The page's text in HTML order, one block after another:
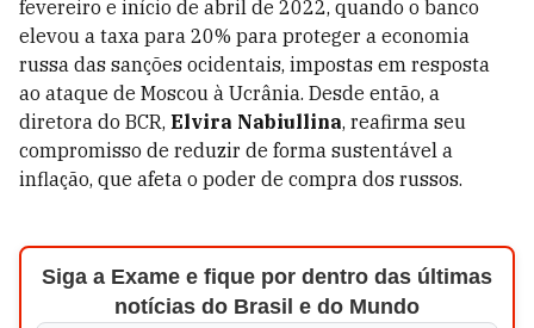
fevereiro e início de abril de 2022, quando o banco
elevou a taxa para 20% para proteger a economia
russa das sanções ocidentais, impostas em resposta
ao ataque de Moscou à Ucrânia. Desde então, a
diretora do BCR, Elvira Nabiullina, reafirma seu
compromisso de reduzir de forma sustentável a
inflação, que afeta o poder de compra dos russos.
Siga a Exame e fique por dentro das últimas
notícias do Brasil e do Mundo